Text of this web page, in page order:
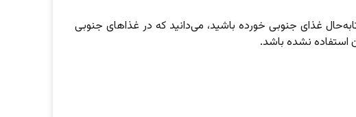
غذای جنوبی خورده باشید، می‌دانید که در غذاهای جنوبی
نشده باشد.